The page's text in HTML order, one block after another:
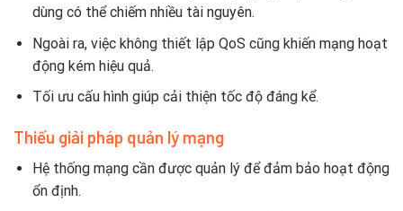
dùng có thể chiếm nhiều tài nguyên.
Ngoài ra, việc không thiết lập QoS cũng khiến mạng hoạt
động kém hiệu quả.
Tối ưu cấu hình giúp cải thiện tốc độ đáng kể.
Thiếu giải pháp quản lý mạng
Hệ thống mạng cần được quản lý để đảm bảo hoạt động
ổn định.